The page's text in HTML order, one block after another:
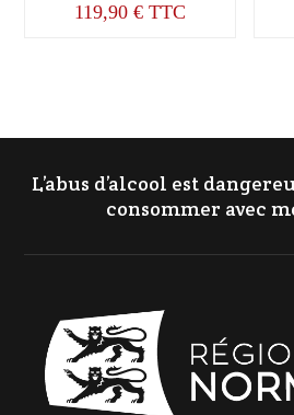
119,90€ TTC
L’abus d’alcool est
consommer avec